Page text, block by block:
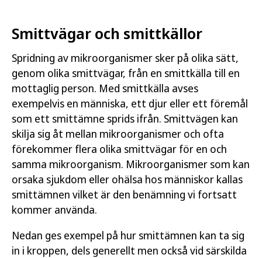
Smittvägar och smittkällor
Spridning av mikroorganismer sker på olika sätt,
genom olika smittvägar, från en smittkälla till en
mottaglig person. Med smittkälla avses
exempelvis en människa, ett djur eller ett föremål
som ett smittämne sprids ifrån. Smittvägen kan
skilja sig åt mellan mikroorganismer och ofta
förekommer flera olika smittvägar för en och
samma mikroorganism. Mikroorganismer som kan
orsaka sjukdom eller ohälsa hos människor kallas
smittämnen vilket är den benämning vi fortsatt
kommer använda.
Nedan ges exempel på hur smittämnen kan ta sig
in i kroppen, dels generellt men också vid särskilda